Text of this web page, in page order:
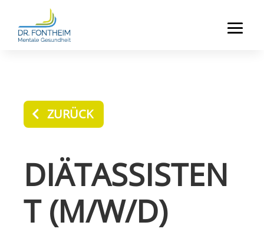
ZURÜCK
DIÄTASSISTEN
T (M/W/D)